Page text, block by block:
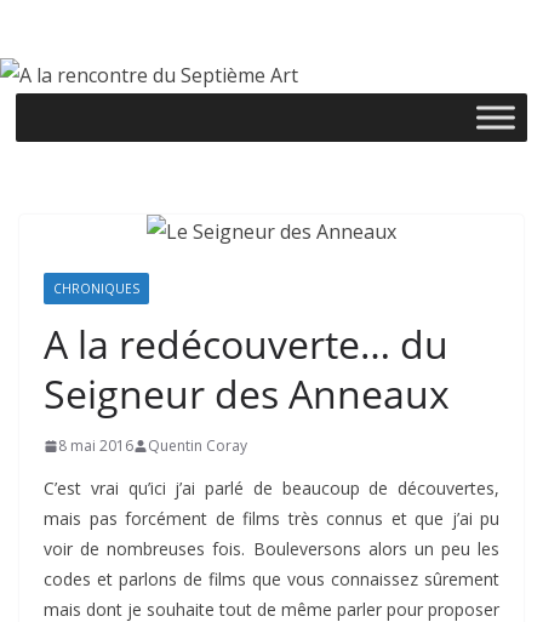
contenu
CHRONIQUES
A la redécouverte… du
Seigneur des Anneaux
8 mai 2016 Quentin Coray
C’est vrai qu’ici j’ai parlé de beaucoup de découvertes,
mais pas forcément de films très connus et que j’ai pu
voir de nombreuses fois. Bouleversons alors un peu les
codes et parlons de films que vous connaissez sûrement
mais dont je souhaite tout de même parler pour proposer